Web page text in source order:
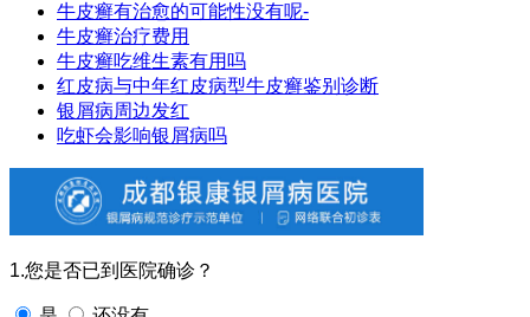
牛皮癣有治愈的可能性没有呢-
牛皮癣治疗费用
牛皮癣吃维生素有用吗
红皮病与中年红皮病型牛皮癣鉴别诊断
银屑病周边发红
吃虾会影响银屑病吗
1.您是否已到医院确诊？